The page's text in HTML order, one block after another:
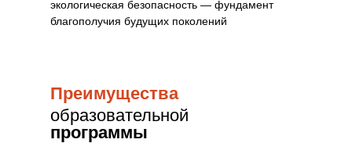
экологическая безопасность — фундамент
благополучия будущих поколений
Преимущества
программы
образовательной